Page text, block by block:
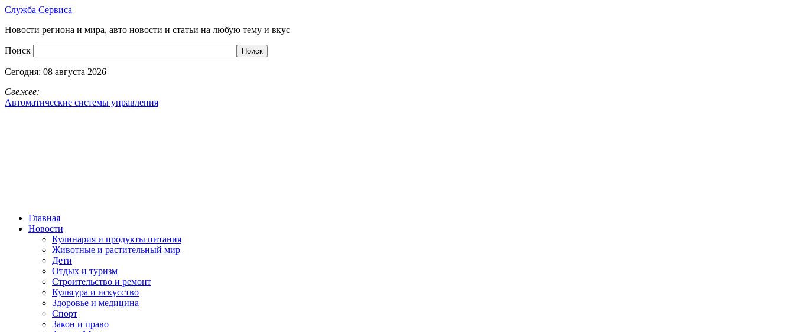
Служба Сервиса
Новости региона и мира, авто новости и статьи на любую тему и вкус
Поиск
Сегодня: 08 августа 2026
Свежее:
Автоматические системы управления
Главная
Новости
Кулинария и продукты питания
Животные и растительный мир
Дети
Отдых и туризм
Строительство и ремонт
Культура и искусство
Здоровье и медицина
Спорт
Закон и право